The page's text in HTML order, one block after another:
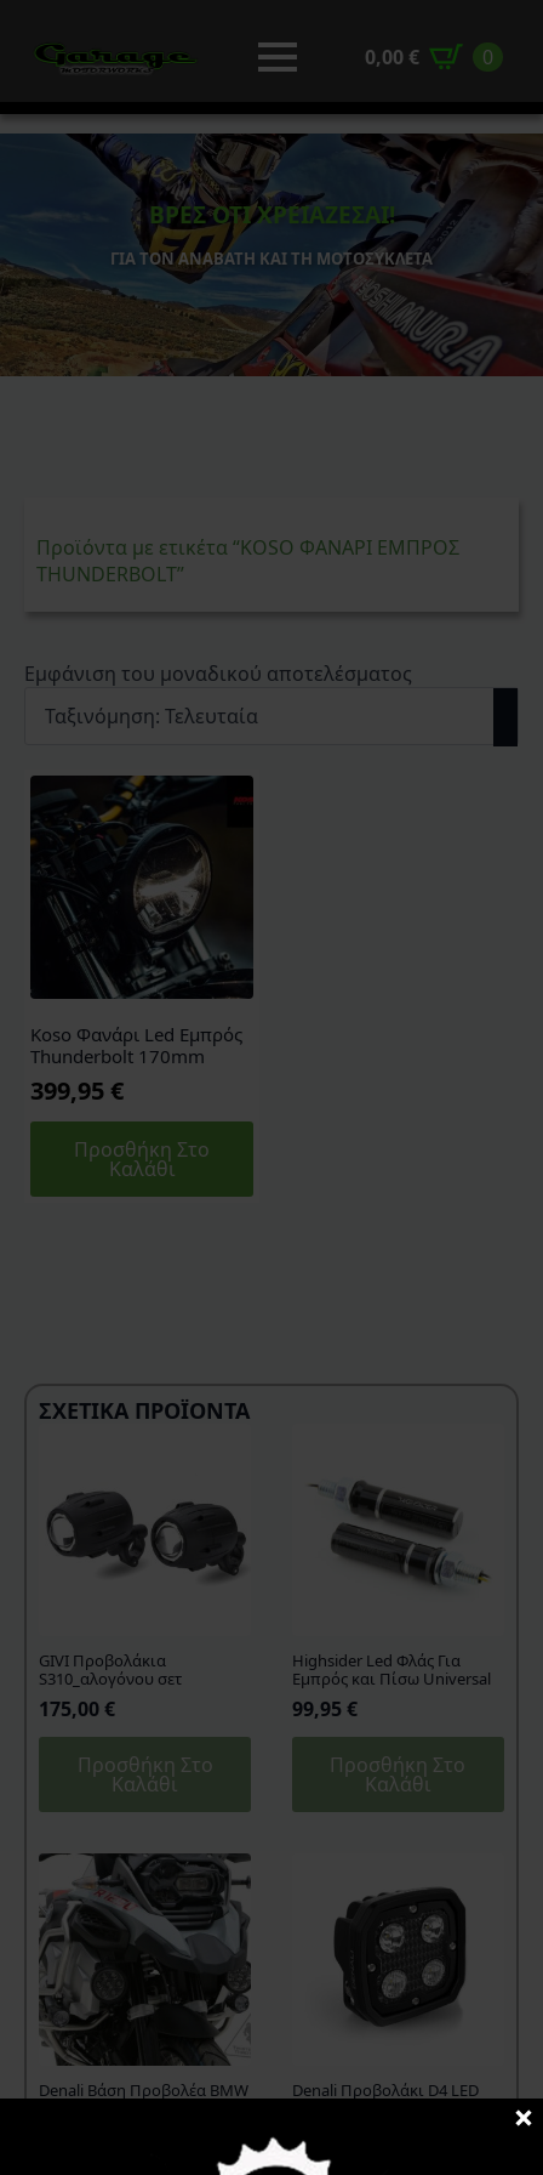
0,00 € 0
ΒΡΕΣ ΟΤΙ ΧΡΕΙΑΖΕΣΑΙ!
ΓΙΑ ΤΟΝ ΑΝΑΒΑΤΗ ΚΑΙ ΤΗ ΜΟΤΟΣΥΚΛΕΤΑ
Προϊόντα με ετικέτα “KOSO ΦΑΝΑΡΙ ΕΜΠΡΟΣ
THUNDERBOLT”
Εμφάνιση του μοναδικού αποτελέσματος
Koso Φανάρι Led Εμπρός
Thunderbolt 170mm
399,95 €
Προσθήκη Στο
Καλάθι
ΣΧΕΤΙΚΆ ΠΡΟΪΌΝΤΑ
GIVI Προβολάκια
S310_αλογόνου σετ
175,00€
Προσθήκη Στο
Καλάθι
Highsider Led Φλάς Για
Εμπρός και Πίσω Universal
99,95 €
Προσθήκη Στο
Καλάθι
Denali Βάση Προβολέα BMW
Denali Προβολάκι D4 LED